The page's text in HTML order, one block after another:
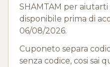
SHAMTAM per
disponibile prima di
06/08/2026.
Cuponeto separa
senza codice, cosi sai